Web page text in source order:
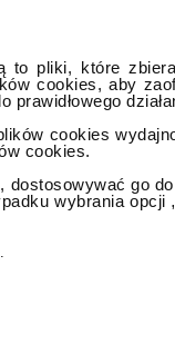
to pliki, które
cookies, aby
cookies
cookies.
go
wybrania opcji
.
mobilnej